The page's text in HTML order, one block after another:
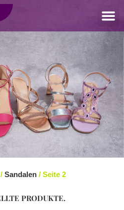
Sandalen/ Seite 2
PRODUKTE.